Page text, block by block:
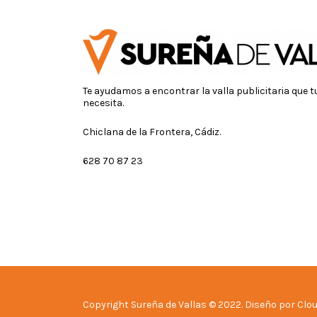
Te ayudamos a encontrar la valla publicitaria que
necesita.
Chiclana de la Frontera, Cádiz.
628 70 87 23
Copyright Sureña de Vallas © 2022. Diseño por